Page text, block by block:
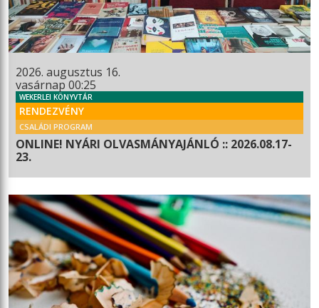
2026. augusztus 16.
vasárnap 00:25
WEKERLEI KÖNYVTÁR
RENDEZVÉNY
CSALÁDI PROGRAM
ONLINE! NYÁRI OLVASMÁNYAJÁNLÓ :: 2026.08.17-
23.